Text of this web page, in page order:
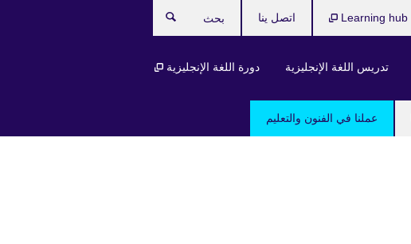
عملنا في الفنون والتعليم
تدريس اللغة الإنجليزية دورة اللغة الإنجليزية
Learning hub اتصل ينا